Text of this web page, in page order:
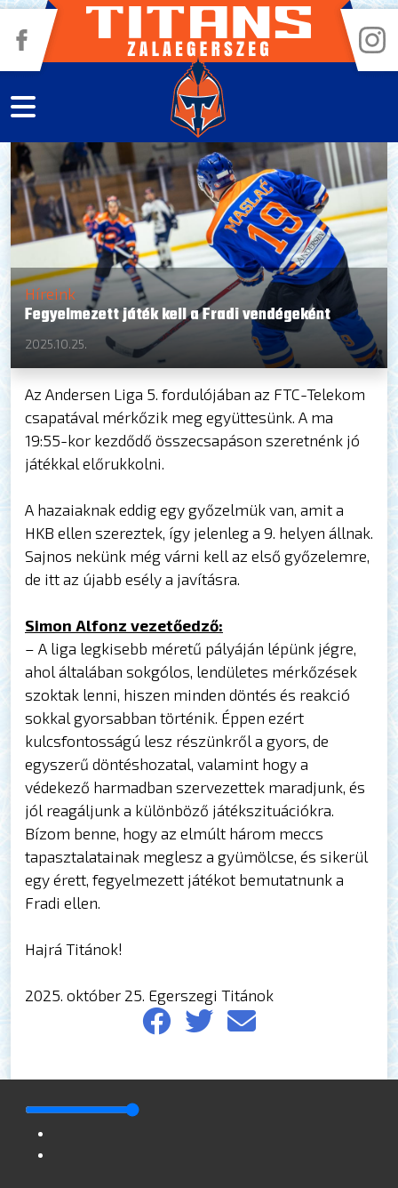
Híreink
Fegyelmezett játék kell a Fradi vendégeként
2025.10.25.
Az Andersen Liga 5. fordulójában az FTC-Telekom
csapatával mérkőzik meg együttesünk. A ma
19:55-kor kezdődő összecsapáson szeretnénk jó
játékkal előrukkolni.
A hazaiaknak eddig egy győzelmük van, amit a
HKB ellen szereztek, így jelenleg a 9. helyen állnak.
Sajnos nekünk még várni kell az első győzelemre,
de itt az újabb esély a javításra.
Simon Alfonz vezetőedző:
– A liga legkisebb méretű pályáján lépünk jégre,
ahol általában sokgólos, lendületes mérkőzések
szoktak lenni, hiszen minden döntés és reakció
sokkal gyorsabban történik. Éppen ezért
kulcsfontosságú lesz részünkről a gyors, de
egyszerű döntéshozatal, valamint hogy a
védekező harmadban szervezettek maradjunk, és
jól reagáljunk a különböző játékszituációkra.
Bízom benne, hogy az elmúlt három meccs
tapasztalatainak meglesz a gyümölcse, és sikerül
egy érett, fegyelmezett játékot bemutatnunk a
Fradi ellen.
Hajrá Titánok!
2025. október 25. Egerszegi Titánok